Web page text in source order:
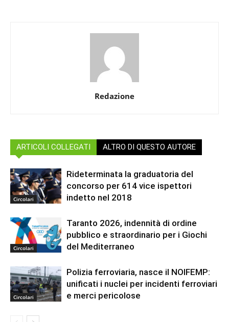
Redazione
ARTICOLI COLLEGATI ALTRO DI QUESTO AUTORE
Circolari
Rideterminata la graduatoria del
concorso per 614 vice ispettori
indetto nel 2018
Circolari
Taranto 2026, indennità di ordine
pubblico e straordinario per i Giochi
del Mediterraneo
Circolari
Polizia ferroviaria, nasce il NOIFEMP:
unificati i nuclei per incidenti ferroviari
e merci pericolose